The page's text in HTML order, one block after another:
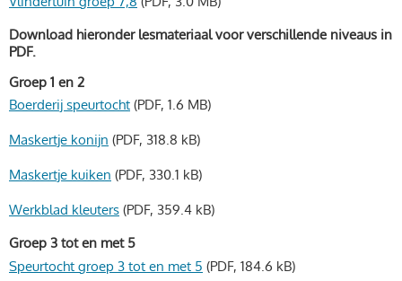
Download hieronder lesmateriaal voor verschillende niveaus in
PDF.
Groep 1 en 2
Boerderij speurtocht (PDF, 1.6 MB)
Maskertje konijn (PDF, 318.8 kB)
Maskertje kuiken (PDF, 330.1 kB)
Werkblad kleuters (PDF, 359.4 kB)
Groep 3 tot en met 5
Speurtocht groep 3 tot en met 5 (PDF, 184.6 kB)